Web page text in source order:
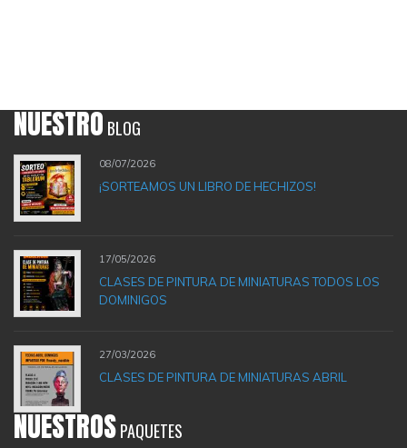
NUESTROBLOG
08/07/2026
¡SORTEAMOS UN LIBRO DE HECHIZOS!
17/05/2026
CLASES DE PINTURA DE MINIATURAS TODOS LOS
DOMINIGOS
27/03/2026
CLASES DE PINTURA DE MINIATURAS ABRIL
NUESTROSPAQUETES